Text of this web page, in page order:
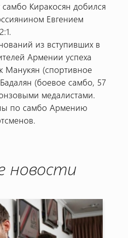
Киракосян добился
Евгением
из вступивших в
Армении успеха
Манукян (спортивное
(боевое самбо, 57
медалистами.
по самбо Армению
новости